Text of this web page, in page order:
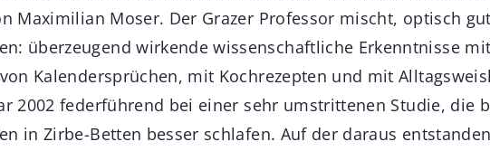
Maximilian Moser. Der Grazer Professor mischt, optisch
überzeugend wirkende wissenschaftliche Erkenntnisse
Kalendersprüchen, mit Kochrezepten und mit
2002 federführend bei einer sehr umstrittenen Studie, die
in Zirbe-Betten besser schlafen. Auf der daraus